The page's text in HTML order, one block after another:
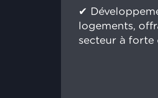
✔
logements,
secteur à forte